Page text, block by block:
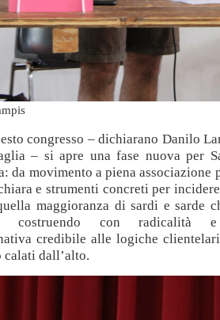
congresso – dichiarano Danilo
– si apre una fase nuova per
da movimento a piena associazione
e strumenti concreti per
maggioranza di sardi e sarde
costruendo con radicalità e
credibile alle logiche
dall’alto.